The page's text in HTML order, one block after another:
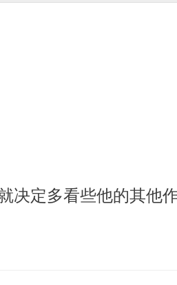
定多看些他的其他